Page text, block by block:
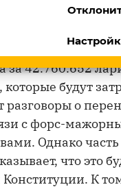
вопрос: как
участки в
за 42.760.652
будут
о
с форс-
Однако часть
что это
К